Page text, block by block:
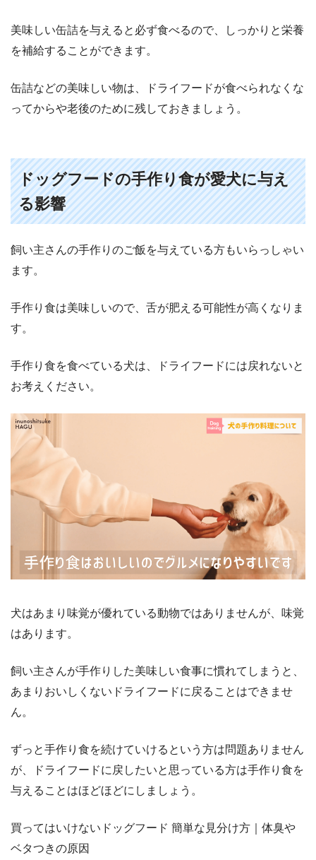
美味しい缶詰を与えると必ず食べるので、しっかりと栄養
を補給することができます。
缶詰などの美味しい物は、ドライフードが食べられなくな
ってからや老後のために残しておきましょう。
ドッグフードの手作り食が愛犬に与え
る影響
飼い主さんの手作りのご飯を与えている方もいらっしゃい
ます。
手作り食は美味しいので、舌が肥える可能性が高くなりま
す。
手作り食を食べている犬は、ドライフードには戻れないと
お考えください。
犬はあまり味覚が優れている動物ではありませんが、味覚
はあります。
飼い主さんが手作りした美味しい食事に慣れてしまうと、
あまりおいしくないドライフードに戻ることはできませ
ん。
ずっと手作り食を続けていけるという方は問題ありません
が、ドライフードに戻したいと思っている方は手作り食を
与えることはほどほどにしましょう。
買ってはいけないドッグフード 簡単な見分け方｜体臭や
ベタつきの原因